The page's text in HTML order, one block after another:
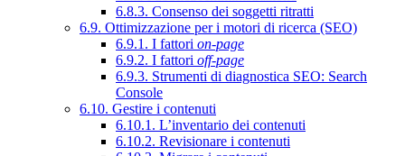
6.8.3. Consenso dei soggetti ritratti
6.9. Ottimizzazione per i motori di ricerca (SEO)
6.9.1. I fattori on-page
6.9.2. I fattori off-page
6.9.3. Strumenti di diagnostica SEO: Search
Console
6.10. Gestire i contenuti
6.10.1. L’inventario dei contenuti
6.10.2. Revisionare i contenuti